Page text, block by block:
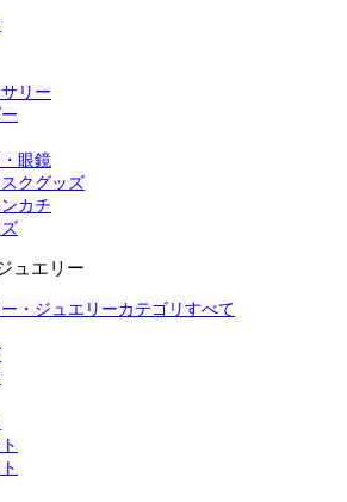
リー
眼鏡
クグッズ
カチ
ュエリー
・ジュエリーカテゴリすべて